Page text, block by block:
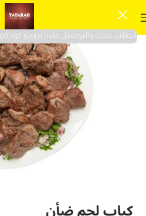
الطلب عليك والتوصيل علينا برومو كود